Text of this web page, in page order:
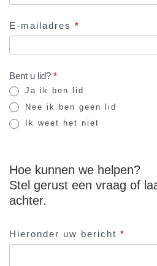
E-mailadres *
Bent u lid? *
Ja ik ben lid
Nee ik ben geen lid
Ik weet het niet
Hoe kunnen we helpen?
Stel gerust een vraag of
achter.
Hieronder uw bericht *